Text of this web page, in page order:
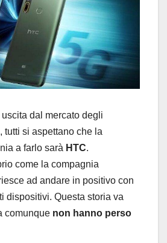
dal mercato degli
tutti si aspettano che la
a farlo sarà HTC.
come la compagnia
ad andare in positivo con
dispositivi. Questa storia va
comunque non hanno perso